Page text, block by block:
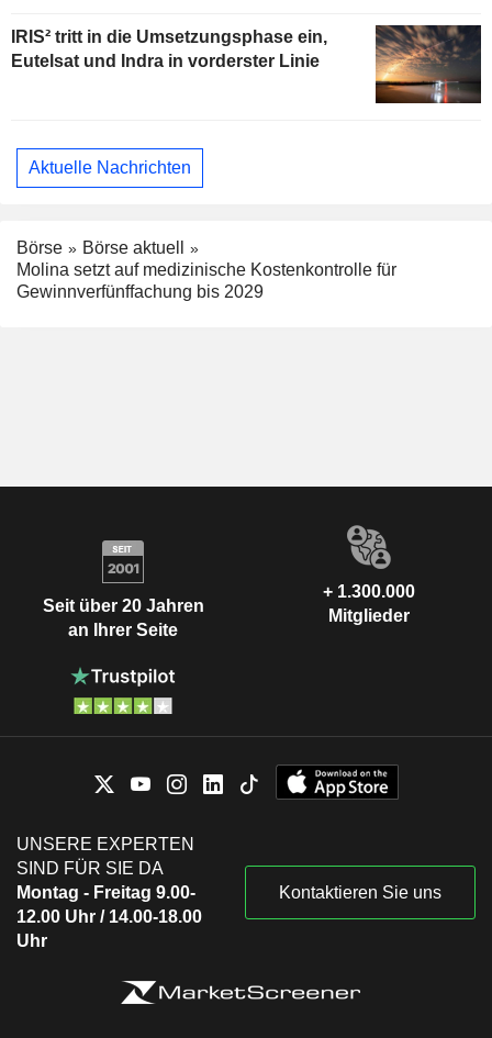
IRIS² tritt in die Umsetzungsphase ein,
Eutelsat und Indra in vorderster Linie
Aktuelle Nachrichten
Börse
Börse aktuell
Molina setzt auf medizinische Kostenkontrolle für
Gewinnverfünffachung bis 2029
Seit über 20 Jahren
an Ihrer Seite
+ 1.300.000
Mitglieder
UNSERE EXPERTEN
SIND FÜR SIE DA
Montag - Freitag 9.00-
12.00 Uhr / 14.00-18.00
Uhr
Kontaktieren Sie uns